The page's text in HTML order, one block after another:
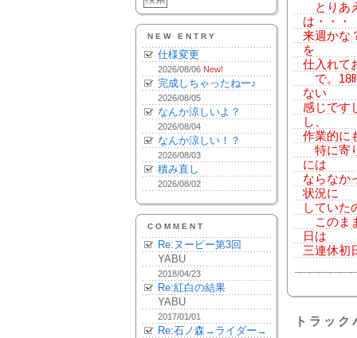
NEW ENTRY
仕様変更
2026/08/06 New!
完成しちゃったねー♪
2026/08/05
なんか涼しいよ？
2026/08/04
なんか涼しい！？
2026/08/03
積み直し
2026/08/02
COMMENT
Re:ヌーピー第3回
YABU
2018/04/23
Re:紅白の結果
YABU
2017/01/01
Re:石ノ森→ライダー→
とりあ
は・・・
来週かな
を
仕入れて
で。18
ない
感じです
し、
作業的に
特に寄
には
ならなか
状況に
していた
このま
日は
三連休初
トラッ